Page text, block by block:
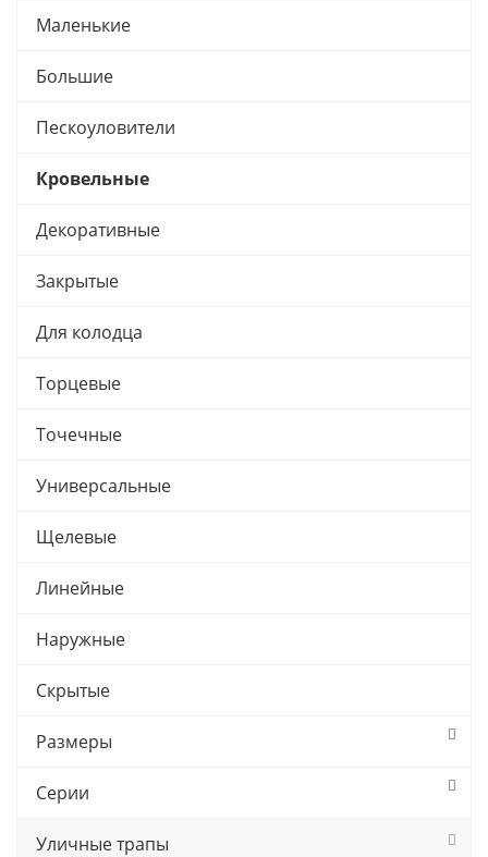
Маленькие
Большие
Пескоуловители
Кровельные
Декоративные
Закрытые
Для колодца
Торцевые
Точечные
Универсальные
Щелевые
Линейные
Наружные
Скрытые
Размеры
Серии
Уличные трапы